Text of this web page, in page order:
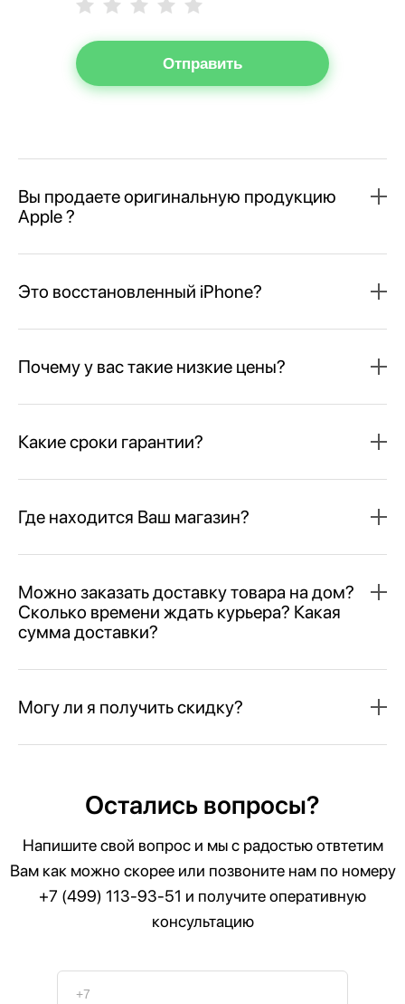
Отправить
Вы продаете оригинальную продукцию
Apple ?
Это восстановленный iPhone?
Почему у вас такие низкие цены?
Какие сроки гарантии?
Где находится Ваш магазин?
Можно заказать доставку товара на дом?
Сколько времени ждать курьера? Какая
сумма доставки?
Могу ли я получить скидку?
Остались вопросы?
Напишите свой вопрос и мы с радостью отвтетим
Вам как можно скорее или позвоните нам по номеру
+7 (499) 113-93-51 и получите оперативную
консультацию